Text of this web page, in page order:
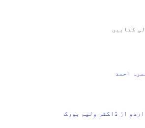
کتابیں
احمد
از ڈاکٹر ولیم بورک